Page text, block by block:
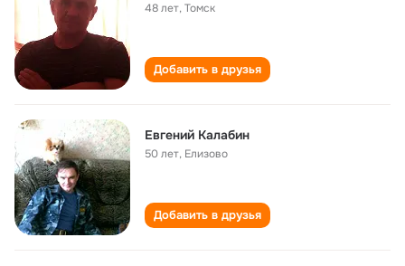
48 лет,Томск
Добавить в друзья
Евгений Калабин
50 лет, Елизово
Добавить в друзья